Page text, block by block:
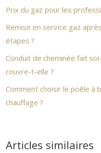
Prix du gaz pour les
Remise en service gaz
étapes ?
Conduit de cheminée fait
couvre-t-elle ?
Comment choisir le poêle à
chauffage ?
Articles similaires